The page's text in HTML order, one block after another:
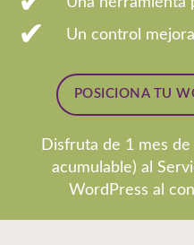
Un control
POSICIONA TU
Disfruta de 1 mes
acumulable) al
WordPress al